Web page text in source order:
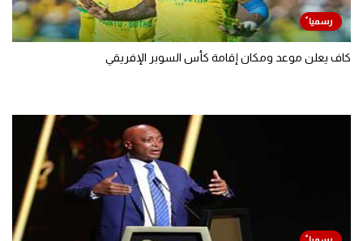
كاف يعلن موعد ومكان إقامة كأس السوبر الإفريقي